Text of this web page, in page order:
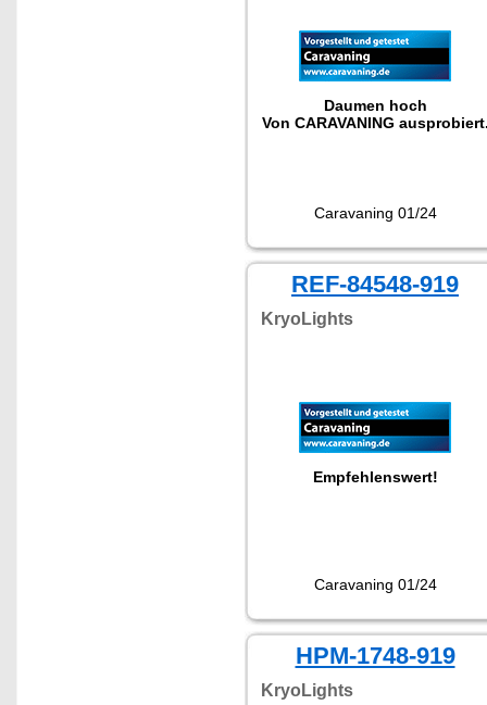
Daumen hoch
Von CARAVANING
Caravaning 01/24
REF-84548-919
KryoLights
Empfehlenswert!
Caravaning 01/24
HPM-1748-919
KryoLights